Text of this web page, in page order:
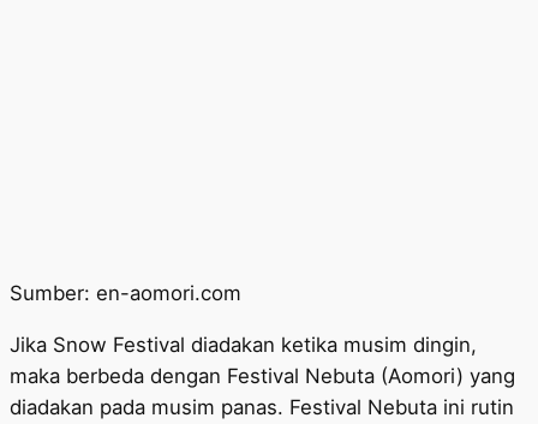
Sumber: en-aomori.com
Jika Snow Festival diadakan ketika musim dingin,
maka berbeda dengan Festival Nebuta (Aomori) yang
diadakan pada musim panas. Festival Nebuta ini rutin